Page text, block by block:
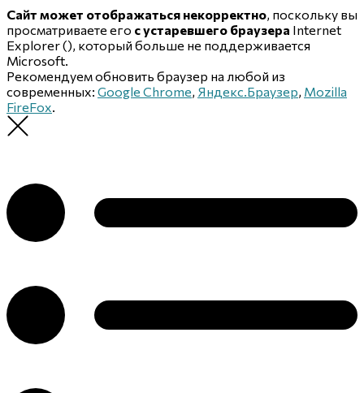
Сайт может отображаться некорректно, поскольку вы
просматриваете его с устаревшего браузера Internet
Explorer (), который больше не поддерживается
Microsoft.
Рекомендуем обновить браузер на любой из
современных: Google Chrome, Яндекс.Браузер, Mozilla
FireFox.